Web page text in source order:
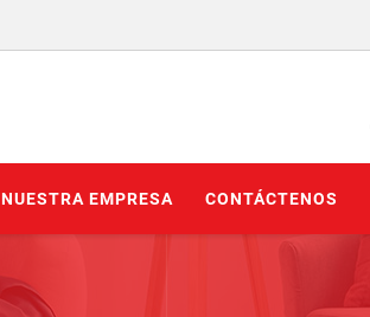
NUESTRA EMPRESA CONTÁCTENOS